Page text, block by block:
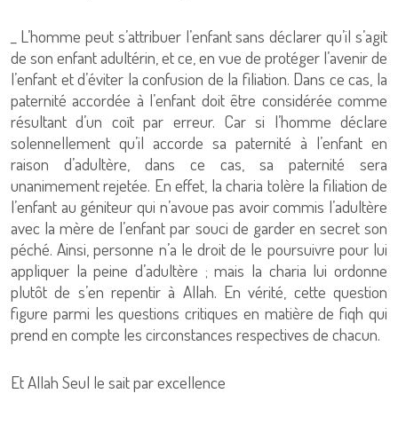
_ L’homme peut s’attribuer l’enfant sans déclarer qu’il s’agit
de son enfant adultérin, et ce, en vue de protéger l’avenir de
l’enfant et d’éviter la confusion de la filiation. Dans ce cas, la
paternité accordée à l’enfant doit être considérée comme
résultant d’un coït par erreur. Car si l’homme déclare
solennellement qu’il accorde sa paternité à l’enfant en
raison d’adultère, dans ce cas, sa paternité sera
unanimement rejetée. En effet, la charia tolère la filiation de
l’enfant au géniteur qui n’avoue pas avoir commis l’adultère
avec la mère de l’enfant par souci de garder en secret son
péché. Ainsi, personne n’a le droit de le poursuivre pour lui
appliquer la peine d’adultère ; mais la charia lui ordonne
plutôt de s’en repentir à Allah. En vérité, cette question
figure parmi les questions critiques en matière de fiqh qui
prend en compte les circonstances respectives de chacun.
Et Allah Seul le sait par excellence